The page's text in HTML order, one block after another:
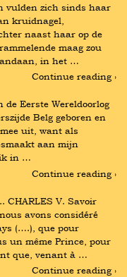
vulden zich sinds haar
kruidnagel,
naast haar op de
maag zou
in het …
Continue reading ›
de Eerste Wereldoorlog
Belg geboren en
uit, want als
aan mijn
ik in …
Continue reading ›
V. Savoir
avons considéré
(….), que pour
un même Prince, pour
que, venant à …
Continue reading ›